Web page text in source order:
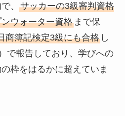
、 サッカーの3級審判資格
ウォーター資格まで保
商簿記検定3級にも合格し
で報告しており、学びへの
枠をはるかに超えていま